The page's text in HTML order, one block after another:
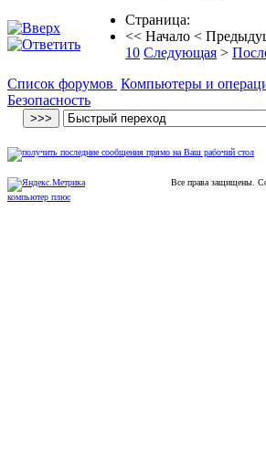
Страница:
<< Начало <
10 Следующая >
Список форумов Компьютеры и
Безопасность
Все права защищены.
компьютер плюс